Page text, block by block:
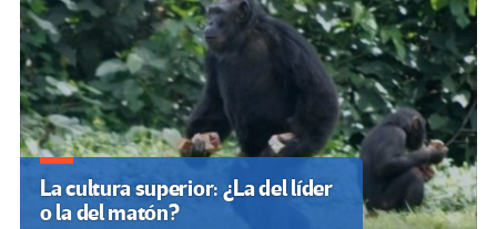
La cultura superior: ¿La del líder
o la del matón?